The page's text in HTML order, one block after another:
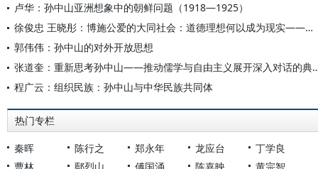
卢华：孙中山亚洲想象中的朝鲜问题（1918—1925）
徐俊忠 王晓彤：博施公爱的大同社会：道德理想何以成为现实——纪念孙中山先生逝世一百周年
郭伟伟：孙中山的对外开放思想
张道奎：重新思考孙中山——推
程广云：组织民族：孙中山与中华民族共同体
热门专栏
秦晖 陈行之 郑永年 龙应台
丁学良